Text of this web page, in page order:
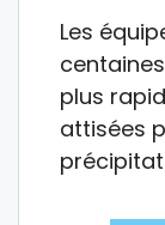
Les
plus
attisées